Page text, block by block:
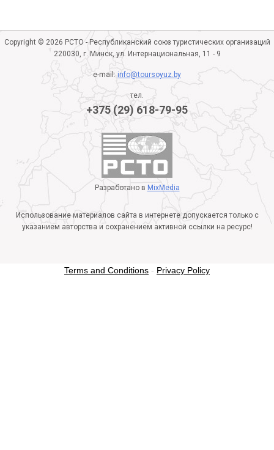
Copyright © 2026 РСТО - Республиканский союз туристических организаций
220030, г. Минск, ул. Интернациональная, 11 - 9
e-mail:info@toursoyuz.by
тел.
+375 (29) 618-79-95
Разработано в MixMedia
Использование материалов сайта в интернете допускается только с
указанием авторства и сохранением активной ссылки на ресурс!
Terms and Conditions - Privacy Policy